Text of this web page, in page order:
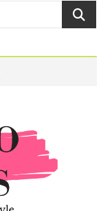
Search